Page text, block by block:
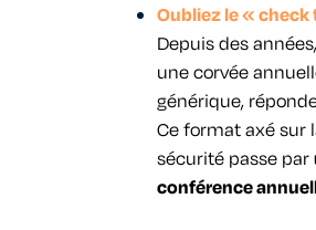
Oubliez le « check
Depuis des
une corvée
générique,
Ce format axé sur
sécurité passe par
conférence